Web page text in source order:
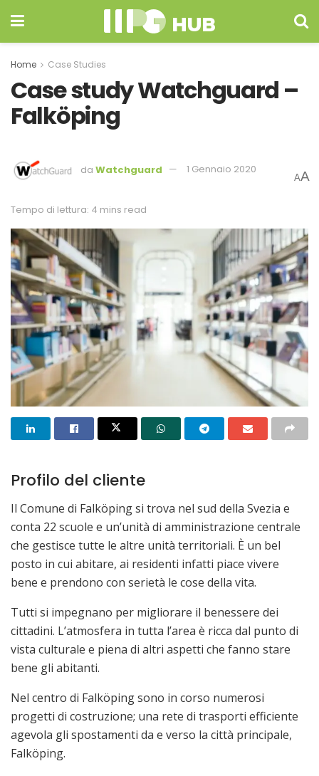
Home Case Studies
Case study Watchguard –
Falköping
da Watchguard 1 Gennaio 2020
Tempo di lettura: 4 mins read
AA
Profilo del cliente
Il Comune di Falköping si trova nel sud della Svezia e
conta 22 scuole e un’unità di amministrazione centrale
che gestisce tutte le altre unità territoriali. È un bel
posto in cui abitare, ai residenti infatti piace vivere
bene e prendono con serietà le cose della vita.
Tutti si impegnano per migliorare il benessere dei
cittadini. L’atmosfera in tutta l’area è ricca dal punto di
vista culturale e piena di altri aspetti che fanno stare
bene gli abitanti.
Nel centro di Falköping sono in corso numerosi
progetti di costruzione; una rete di trasporti efficiente
agevola gli spostamenti da e verso la città principale,
Falköping.